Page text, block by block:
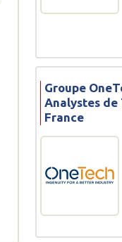
Groupe
Analystes de
France